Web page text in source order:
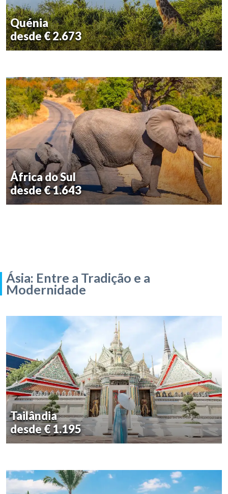
Quénia
desde € 2.673
África do Sul
desde € 1.643
Ásia: Entre a Tradição e a
Modernidade
Tailândia
desde € 1.195